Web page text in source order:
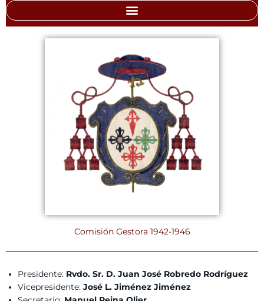
Comisión Gestora 1942-1946
Presidente: Rvdo. Sr. D. Juan José Robredo Rodríguez
Vicepresidente: José L. Jiménez Jiménez